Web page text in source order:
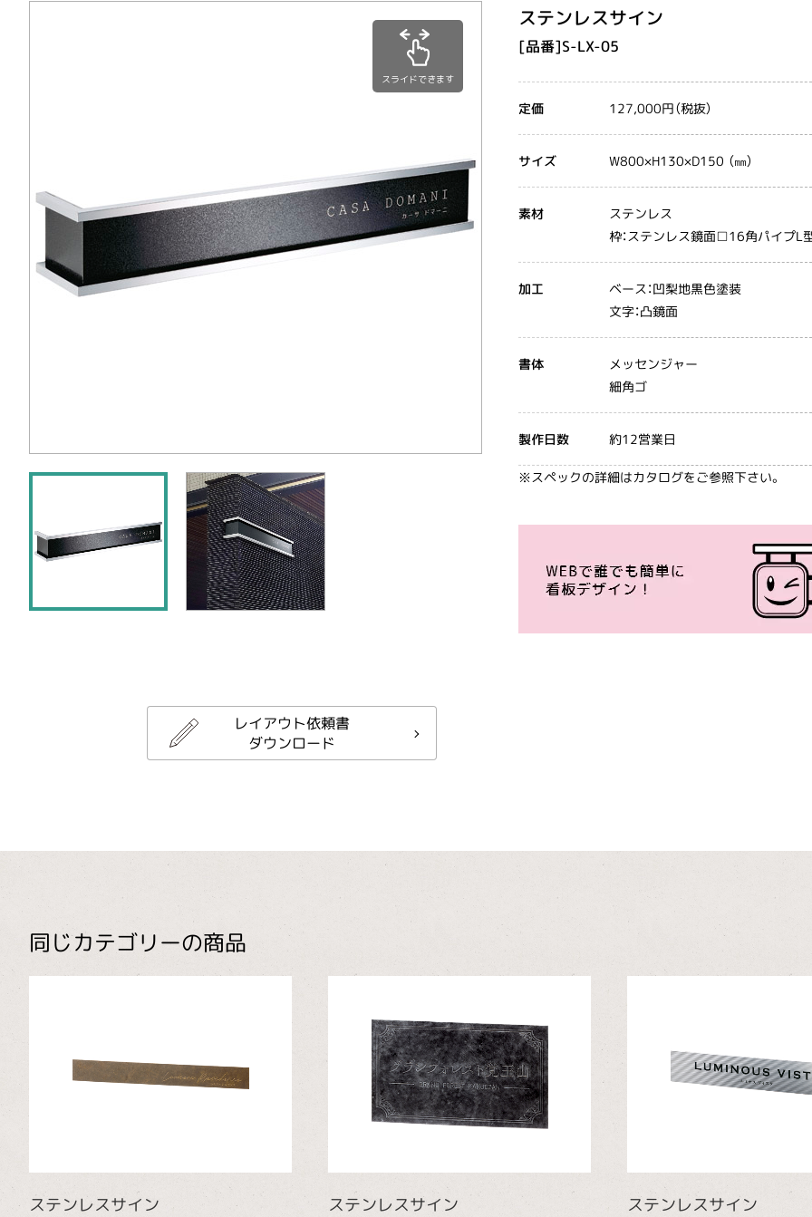
スライドできます
ステンレスサイン
[品番]S-LX-05
定価 127,000円（税抜）
サイズ W800×H130×D150 （㎜）
素材 ステンレス
枠：ステンレス鏡面□16角パイプL
加工 ベース：凹梨地黒色塗装
文字：凸鏡面
書体 メッセンジャー
細角ゴ
製作日数 約12営業日
※スペックの詳細はカタログをご参照下さい。
レイアウト依頼書
ダウンロード
同じカテゴリーの商品
ステンレスサイン ステンレスサイン ステンレスサイン